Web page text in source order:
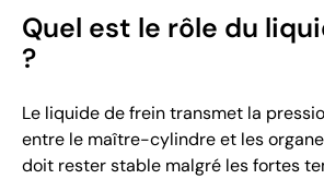
Quel est le rôle du
?
Le liquide de frein transmet la
entre le maître-cylindre et les
doit rester stable malgré les fortes